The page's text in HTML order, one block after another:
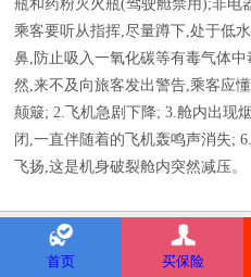
瓶和药粉灭火瓶(驾驶舱禁用);非电
乘客要听从指挥,尽量蹲下,处于低
鼻,防止吸入一氧化碳等有毒气体
然,来不及向旅客发出警告,乘客应
颠簸; 2.飞机急剧下降; 3.舱内出现
闭,一直伴随着的飞机轰鸣声消失;
飞扬,这是机身破裂舱内突然减压。
首页 买保险